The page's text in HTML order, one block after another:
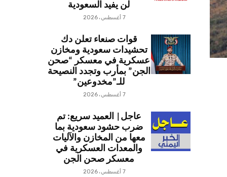
لن يفيد السعودية
7 أغسطس، 2026
قوات صنعاء تعلن دك
تحشيدات سعودية ومخازن
عسكرية في معسكر “صحن
الجن” بمأرب وتجدد النصيحة
للـ”مخدوعين”
7 أغسطس، 2026
عاجل| العميد سريع: تم
ضرب حشود سعودية بما
معها من المخازن والآليات
والمعدات العسكرية في
معسكر صحن الجن
7 أغسطس، 2026